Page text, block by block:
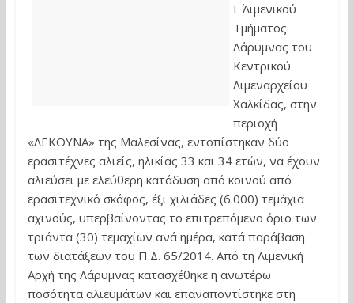
Γ΄ Λιμενικού
Τμήματος
Λάρυμνας του
Κεντρικού
Λιμεναρχείου
Χαλκίδας, στην
περιοχή
«ΛΕΚΟΥΝΑ» της Μαλεσίνας, εντοπίστηκαν δύο
ερασιτέχνες αλιείς, ηλικίας 33 και 34 ετών, να έχουν
αλιεύσει με ελεύθερη κατάδυση από κοινού από
ερασιτεχνικό σκάφος, έξι χιλιάδες (6.000) τεμάχια
αχινούς, υπερβαίνοντας το επιτρεπόμενο όριο των
τριάντα (30) τεμαχίων ανά ημέρα, κατά παράβαση
των διατάξεων του Π.Δ. 65/2014. Από τη Λιμενική
Αρχή της Λάρυμνας κατασχέθηκε η ανωτέρω
ποσότητα αλιευμάτων και επαναποντίστηκε στη